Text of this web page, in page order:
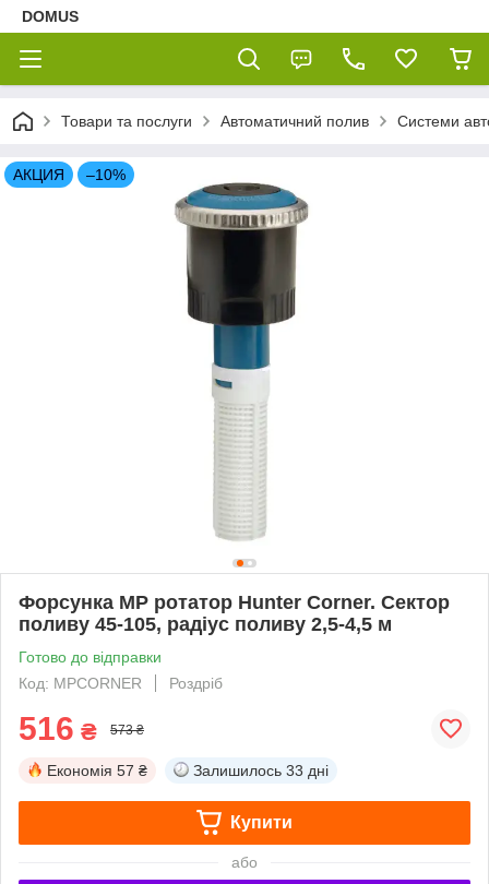
DOMUS
Товари та послуги Автоматичний полив Системи
АКЦИЯ –10%
Форсунка MP ротатор Hunter Corner. Сектор
поливу 45-105, радіус поливу 2,5-4,5 м
Готово до відправки
Код: MPCORNER
Роздріб
516 ₴ 573 ₴
Економія 57 ₴ Залишилось 33 дні
Купити
або